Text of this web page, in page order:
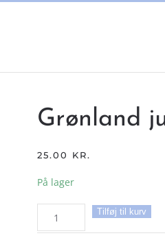
Grønland
25.00 KR.
På lager
juleark
Tilføj til kurv